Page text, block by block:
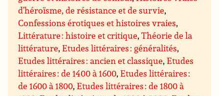
d’héroïsme, de résistance et de survie,
Confessions érotiques et histoires vraies,
Littérature : histoire et critique,Théorie de la
littérature,Etudes littéraires : généralités,
Etudes littéraires : ancien et classique,Etudes
littéraires : de 1400 à 1600,Etudes littéraires :
de 1600 à 1800,Etudes littéraires : de 1800 à